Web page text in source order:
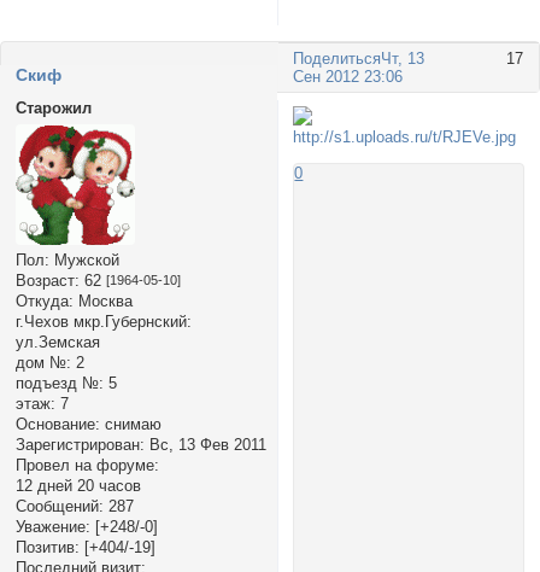
Поделиться 17
Чт, 13
Сен 2012 23:06
Cкиф
Старожил
Пол: Мужской
Возраст: 62 [1964-05-10]
Откуда: Москва
г.Чехов мкр.Губернский:
ул.Земская
дом №: 2
подъезд №: 5
этаж: 7
Основание: снимаю
Зарегистрирован: Вс, 13 Фев 2011
Провел на форуме:
12 дней 20 часов
Сообщений: 287
Уважение: [+248/-0]
Позитив: [+404/-19]
Последний визит:
0